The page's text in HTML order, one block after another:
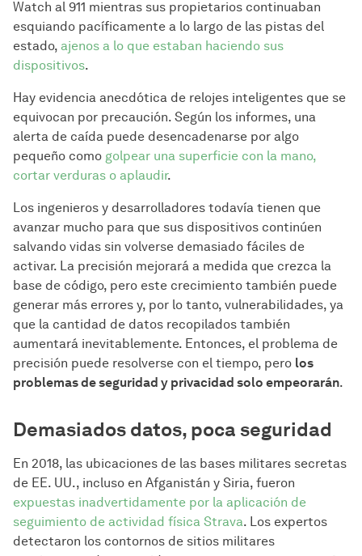
Watch al 911 mientras sus propietarios continuaban
esquiando pacíficamente a lo largo de las pistas del
estado, ajenos a lo que estaban haciendo sus
dispositivos.
Hay evidencia anecdótica de relojes inteligentes que se
equivocan por precaución. Según los informes, una
alerta de caída puede desencadenarse por algo
pequeño como golpear una superficie con la mano,
cortar verduras o aplaudir.
Los ingenieros y desarrolladores todavía tienen que
avanzar mucho para que sus dispositivos continúen
salvando vidas sin volverse demasiado fáciles de
activar. La precisión mejorará a medida que crezca la
base de código, pero este crecimiento también puede
generar más errores y, por lo tanto, vulnerabilidades, ya
que la cantidad de datos recopilados también
aumentará inevitablemente. Entonces, el problema de
precisión puede resolverse con el tiempo, pero los
problemas de seguridad y privacidad solo empeorarán.
Demasiados datos, poca seguridad
En 2018, las ubicaciones de las bases militares secretas
de EE. UU., incluso en Afganistán y Siria, fueron
expuestas inadvertidamente por la aplicación de
seguimiento de actividad física Strava. Los expertos
detectaron los contornos de sitios militares